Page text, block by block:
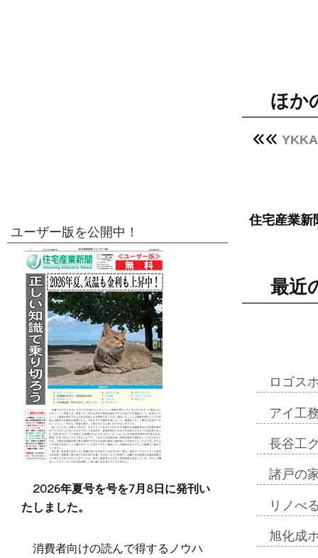
ほか
住宅産業新
最近
ロゴス
アイ工
長谷工
諸戸の
リノべ
旭化成
ユーザー版を公開中！
2026年夏号を号を7月8日に発刊い
たしました。
消費者向けの読んで得するノウハ